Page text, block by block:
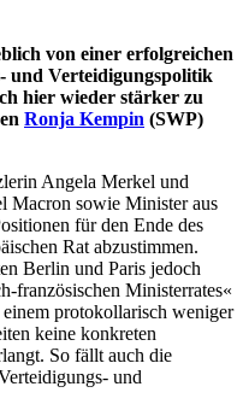
von einer erfolgreichen
und Verteidigungspolitik
hier wieder stärker zu
Ronja Kempin (SWP)
Angela Merkel und
Macron sowie Minister aus
für den Ende des
Rat abzustimmen.
Berlin und Paris jedoch
französischen Ministerrates«
protokollarisch weniger
keine konkreten
So fällt auch die
und